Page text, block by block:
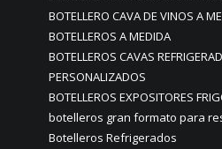
BOTELLERO CAVA DE VINOS A
BOTELLEROS A MEDIDA
BOTELLEROS CAVAS
PERSONALIZADOS
BOTELLEROS EXPOSITORES
botelleros gran formato para
Botelleros Refrigerados